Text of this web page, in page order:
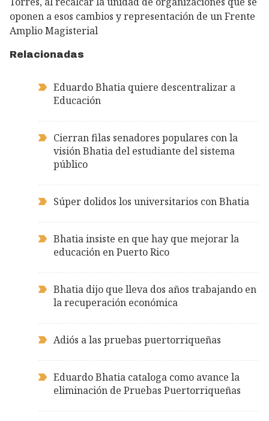
oponen a esos cambios y representación de un Frente
Amplio Magisterial
Relacionadas
Eduardo Bhatia quiere descentralizar a
Educación
Cierran filas senadores populares con la
visión Bhatia del estudiante del sistema
público
Súper dolidos los universitarios con Bhatia
Bhatia insiste en que hay que mejorar la
educación en Puerto Rico
Bhatia dijo que lleva dos años trabajando en
la recuperación económica
Adiós a las pruebas puertorriqueñas
Eduardo Bhatia cataloga como avance la
eliminación de Pruebas Puertorriqueñas